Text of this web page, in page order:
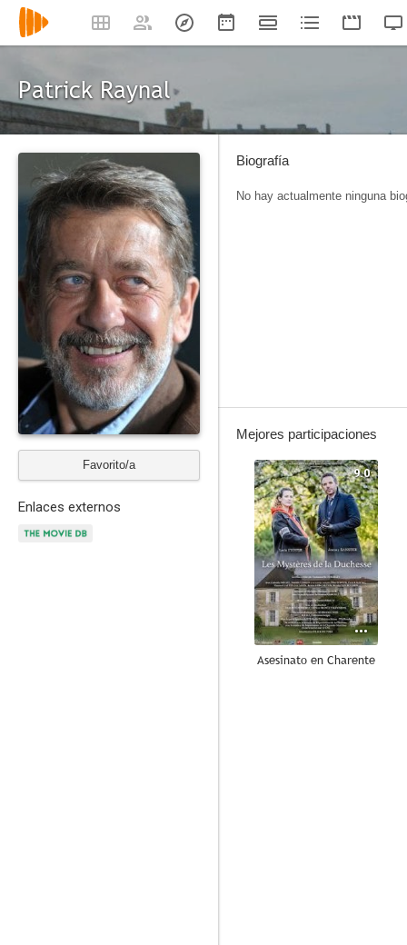
Patrick Raynal
Favorito/a
Enlaces externos
Biografía
No hay actualmente ninguna
Mejores participaciones
9.0
Asesinato en Charente